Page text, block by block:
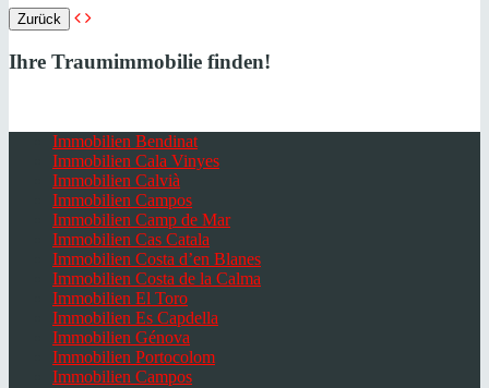
Zurück
Ihre Traumimmobilie finden!
Immobilien Bendinat
Immobilien Cala Vinyes
Immobilien Calvià
Immobilien Campos
Immobilien Camp de Mar
Immobilien Cas Catala
Immobilien Costa d’en Blanes
Immobilien Costa de la Calma
Immobilien El Toro
Immobilien Es Capdella
Immobilien Génova
Immobilien Portocolom
Immobilien Campos